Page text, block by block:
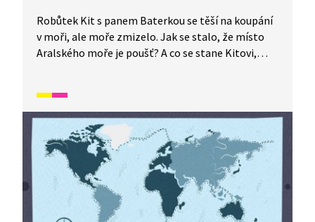
Robůtek Kit s panem Baterkou se těší na koupání
v moři, ale moře zmizelo. Jak se stalo, že místo
Aralského moře je poušť? A co se stane Kitovi,
Pod hladinou.